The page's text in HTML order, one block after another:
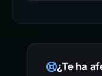
¿Te ha